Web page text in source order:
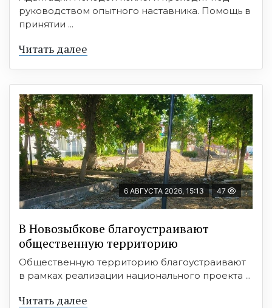
руководством опытного наставника. Помощь в
принятии ...
Читать далее
6 АВГУСТА 2026, 15:13 47
В Новозыбкове благоустраивают
общественную территорию
Общественную территорию благоустраивают
в рамках реализации национального проекта ...
Читать далее